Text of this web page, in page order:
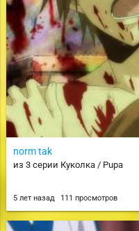
norm tak
из 3 серии Куколка / Pupa
5 лет назад 111 просмотров